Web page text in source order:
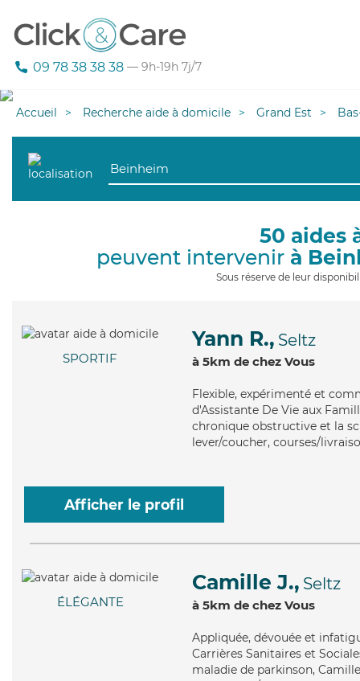
09 78 38 38 38 — 9h-19h 7j/7
Accueil Recherche aide à domicile Grand Est
50 aides
peuvent intervenir à
Sous réserve de leur
SPORTIF
Yann R., Seltz
à 5km de chez Vous
Flexible, expérimenté et
d'Assistante De Vie aux
chronique obstructive et la
lever/coucher, courses/
Afficher le profil
ÉLÉGANTE
Camille J., Seltz
à 5km de chez Vous
Appliquée, dévouée et
Carrières Sanitaires et
maladie de parkinson,